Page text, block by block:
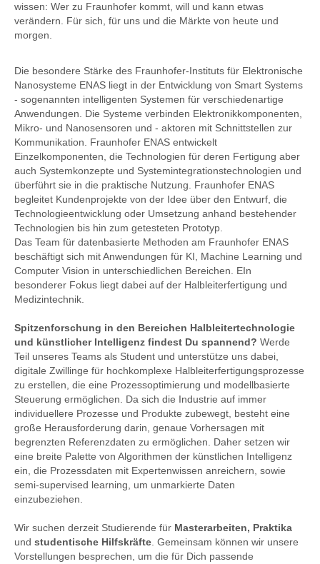
wissen: Wer zu Fraunhofer kommt, will und kann etwas
verändern. Für sich, für uns und die Märkte von heute und
morgen.
Die besondere Stärke des Fraunhofer-Instituts für Elektronische
Nanosysteme ENAS liegt in der Entwicklung von Smart Systems
- sogenannten intelligenten Systemen für verschiedenartige
Anwendungen. Die Systeme verbinden Elektronikkomponenten,
Mikro- und Nanosensoren und - aktoren mit Schnittstellen zur
Kommunikation. Fraunhofer ENAS entwickelt
Einzelkomponenten, die Technologien für deren Fertigung aber
auch Systemkonzepte und Systemintegrationstechnologien und
überführt sie in die praktische Nutzung. Fraunhofer ENAS
begleitet Kundenprojekte von der Idee über den Entwurf, die
Technologieentwicklung oder Umsetzung anhand bestehender
Technologien bis hin zum getesteten Prototyp.
Das Team für datenbasierte Methoden am Fraunhofer ENAS
beschäftigt sich mit Anwendungen für KI, Machine Learning und
Computer Vision in unterschiedlichen Bereichen. EIn
besonderer Fokus liegt dabei auf der Halbleiterfertigung und
Medizintechnik.
Spitzenforschung in den Bereichen Halbleitertechnologie
und künstlicher Intelligenz findest Du spannend? Werde
Teil unseres Teams als Student und unterstütze uns dabei,
digitale Zwillinge für hochkomplexe Halbleiterfertigungsprozesse
zu erstellen, die eine Prozessoptimierung und modellbasierte
Steuerung ermöglichen. Da sich die Industrie auf immer
individuellere Prozesse und Produkte zubewegt, besteht eine
große Herausforderung darin, genaue Vorhersagen mit
begrenzten Referenzdaten zu ermöglichen. Daher setzen wir
eine breite Palette von Algorithmen der künstlichen Intelligenz
ein, die Prozessdaten mit Expertenwissen anreichern, sowie
semi-supervised learning, um unmarkierte Daten
einzubeziehen.
Wir suchen derzeit Studierende für Masterarbeiten, Praktika
und studentische Hilfskräfte . Gemeinsam können wir unsere
Vorstellungen besprechen, um die für Dich passende